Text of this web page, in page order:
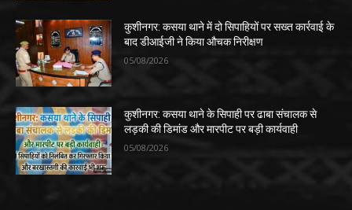
कुशीनगर: कसया थाने में दो सिपाहियों पर सख्त कार्रवाई के
बाद डीआईजी ने किया औचक निरीक्षण
05/08/2026
कुशीनगर: कसया थाने के सिपाही पर ढाबा संचालक से
लड़की की डिमांड और मारपीट पर बड़ी कार्यवाही
05/08/2026